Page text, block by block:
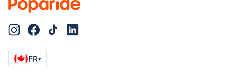
FR▾